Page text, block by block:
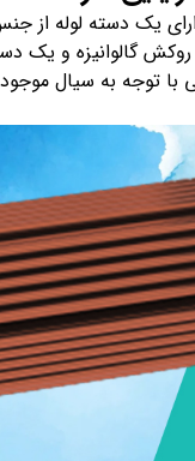
یک دسته لوله
با توجه به سیال